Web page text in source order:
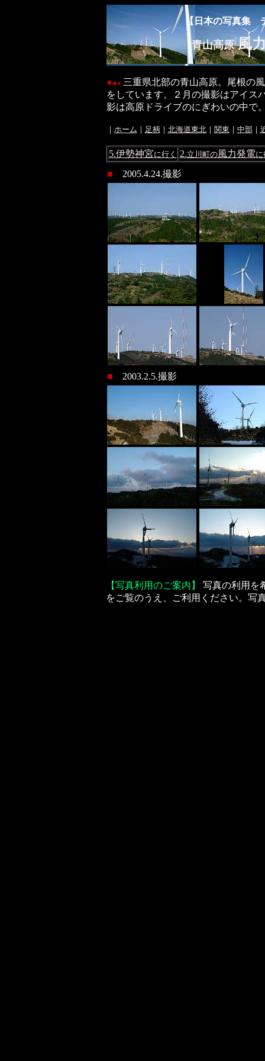
【日本の写真集
青山高原風
●●● 三重県北部の青山高原。尾根の
をしています。２月の撮影はアイス
影は高原ドライブのにぎわいの中で
｜ ホーム ｜ 足柄 ｜ 北海道東北｜ 関東 ｜ 中部｜
5.伊勢神宮に行く 2.立川町の風力発電に
■ 2005.4.24.撮影
■ 2003.2.5.撮影
【写真利用のご案内】
写真の利用を
をご覧のうえ、ご利用ください。写